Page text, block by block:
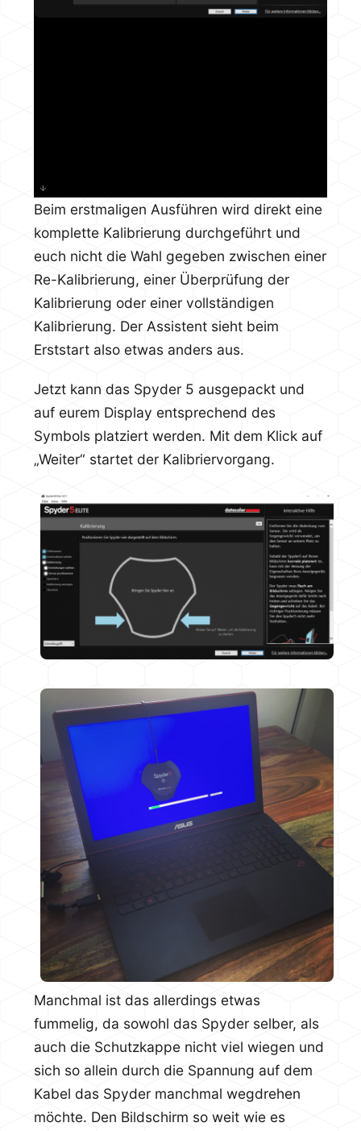
Beim erstmaligen Ausführen wird direkt eine
komplette Kalibrierung durchgeführt und
euch nicht die Wahl gegeben zwischen einer
Re-Kalibrierung, einer Überprüfung der
Kalibrierung oder einer vollständigen
Kalibrierung. Der Assistent sieht beim
Erststart also etwas anders aus.
Jetzt kann das Spyder 5 ausgepackt und
auf eurem Display entsprechend des
Symbols platziert werden. Mit dem Klick auf
„Weiter“ startet der Kalibriervorgang.
Manchmal ist das allerdings etwas
fummelig, da sowohl das Spyder selber, als
auch die Schutzkappe nicht viel wiegen und
sich so allein durch die Spannung auf dem
Kabel das Spyder manchmal wegdrehen
möchte. Den Bildschirm so weit wie es